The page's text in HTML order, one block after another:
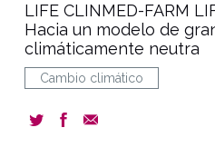
LIFE CLINMED-FARM
Hacia un modelo de
climáticamente neutra
Cambio climático